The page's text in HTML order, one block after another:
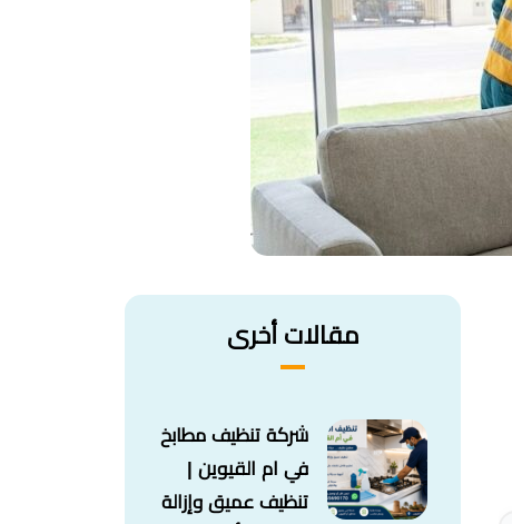
مقالات أخرى
شركة تنظيف مطابخ
في ام القيوين |
تنظيف عميق وإزالة